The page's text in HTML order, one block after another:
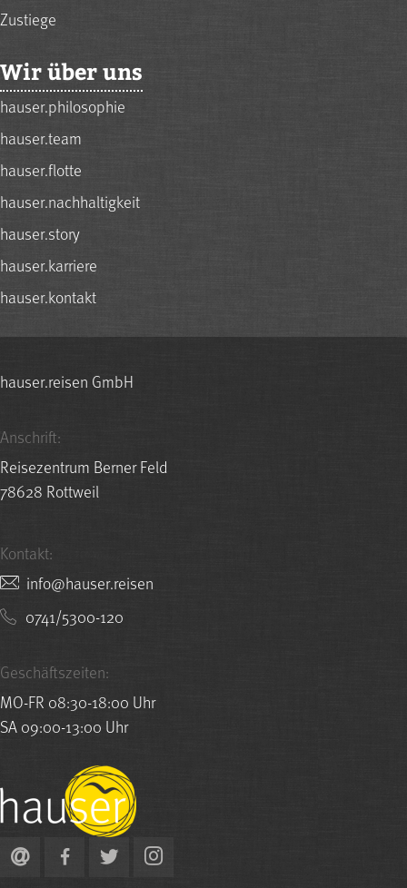
Zustiege
Wir über uns
hauser.philosophie
hauser.team
hauser.flotte
hauser.nachhaltigkeit
hauser.story
hauser.karriere
hauser.kontakt
hauser.reisen GmbH
Anschrift:
Reisezentrum Berner Feld
78628 Rottweil
Kontakt:
nesier.resuah@ofni
0741/5300-120
Geschäftszeiten:
MO-FR 08:30-18:00 Uhr
SA 09:00-13:00 Uhr